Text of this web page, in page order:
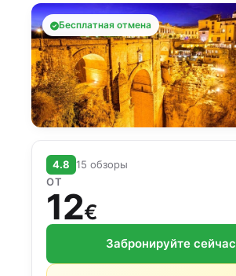
Бесплатная отмена
4.8 15 обзоры
ОТ
12€
Забронируйте сейчас